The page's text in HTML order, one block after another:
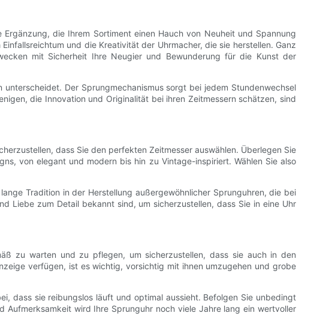
die Ihrem Sortiment einen Hauch von Neuheit und Spannung
und die Kreativität der Uhrmacher, die sie herstellen. Ganz
mit Sicherheit Ihre Neugier und Bewunderung für die Kunst der
Der Sprungmechanismus sorgt bei jedem Stundenwechsel
die Innovation und Originalität bei ihren Zeitmessern schätzen, sind
dass Sie den perfekten Zeitmesser auswählen. Überlegen Sie
von elegant und modern bis hin zu Vintage-inspiriert. Wählen Sie also
Tradition in der Herstellung außergewöhnlicher Sprunguhren, die bei
Liebe zum Detail bekannt sind, um sicherzustellen, dass Sie in eine Uhr
zu warten und zu pflegen, um sicherzustellen, dass sie auch in den
verfügen, ist es wichtig, vorsichtig mit ihnen umzugehen und grobe
dass sie reibungslos läuft und optimal aussieht. Befolgen Sie unbedingt
wird Ihre Sprunguhr noch viele Jahre lang ein wertvoller